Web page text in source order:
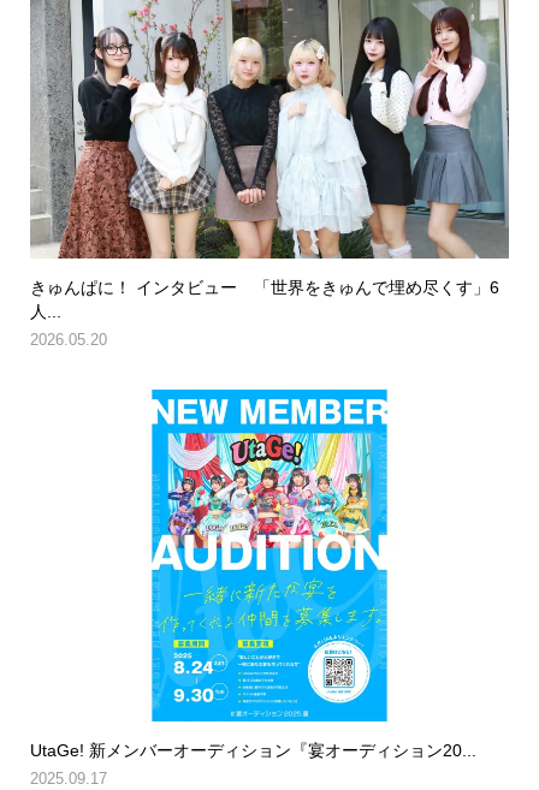
きゅんぱに！ インタビュー 「世界をきゅんで埋め尽くす」6
人...
2026.05.20
UtaGe! 新メンバーオーディション『宴オーディション20...
2025.09.17